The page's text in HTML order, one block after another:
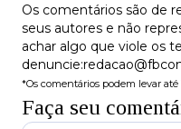
Os comentários são de
seus autores e não
achar algo que viole os
*Os comentários podem levar
Faça seu